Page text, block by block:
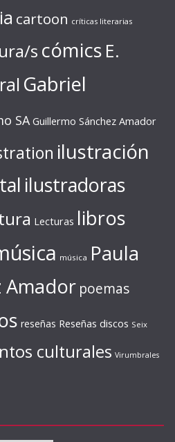
cartoon críticas literarias
s cómics E.
Gabriel
SA Guillermo Sánchez Amador
ilustración
ilustradoras
Lecturas libros
música Paula
Amador poemas
reseñas Reseñas discos Seix
culturales Virumbrales